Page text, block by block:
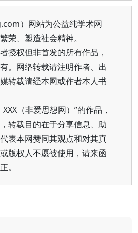
）网站为公益纯学术网
荣、塑造社会精神。
授权但非首发的所有作品，
。网络转载请注明作者、出
转载请经本网或作者本人书
（非爱思想网）”的作品，
转载目的在于分享信息、助
表本网赞同其观点和对其真
版权人不愿被使用，请来函
。